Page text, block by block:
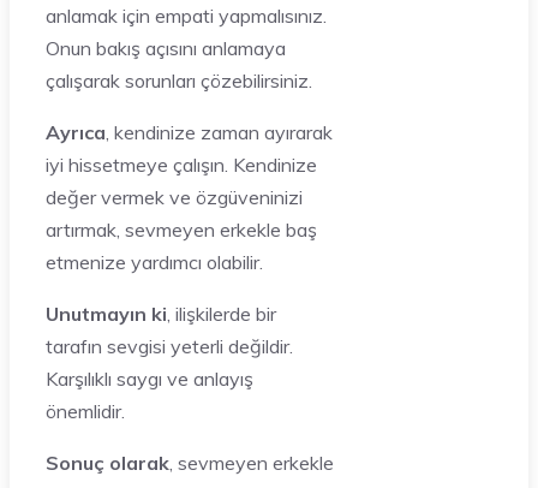
anlamak için empati yapmalısınız.
Onun bakış açısını anlamaya
çalışarak sorunları çözebilirsiniz.
Ayrıca , kendinize zaman ayırarak
iyi hissetmeye çalışın. Kendinize
değer vermek ve özgüveninizi
artırmak, sevmeyen erkekle baş
etmenize yardımcı olabilir.
Unutmayın ki , ilişkilerde bir
tarafın sevgisi yeterli değildir.
Karşılıklı saygı ve anlayış
önemlidir.
Sonuç olarak , sevmeyen erkekle